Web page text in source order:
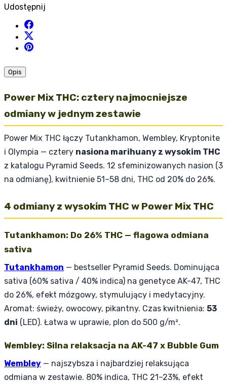
Udostępnij
Opis
Power Mix THC: cztery najmocniejsze
odmiany w jednym zestawie
Power Mix THC łączy Tutankhamon, Wembley, Kryptonite
i Olympia — cztery nasiona marihuany z wysokim THC
z katalogu Pyramid Seeds. 12 sfeminizowanych nasion (3
na odmianę), kwitnienie 51–58 dni, THC od 20% do 26%.
4 odmiany z wysokim THC w Power Mix THC
Tutankhamon: Do 26% THC — flagowa odmiana
sativa
Tutankhamon — bestseller Pyramid Seeds. Dominująca
sativa (60% sativa / 40% indica) na genetyce AK-47, THC
do 26%, efekt mózgowy, stymulujący i medytacyjny.
Aromat: świeży, owocowy, pikantny. Czas kwitnienia: 53
dni (LED). Łatwa w uprawie, plon do 500 g/m².
Wembley: Silna relaksacja na AK-47 x Bubble Gum
Wembley — najszybsza i najbardziej relaksująca
odmiana w zestawie. 80% indica, THC 21–23%, efekt